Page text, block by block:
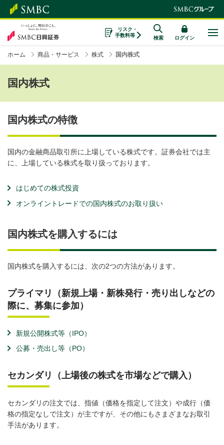
リスク・
手数料等
検索 ログイン
ホーム 商品・サービス 株式 国内株式
国内株式
国内株式の特徴
国内の金融商品取引所に上場している株式です。証券会社では主
に、上場している株式を取り扱っております。
はじめての株式投資
オンライントレードでの国内株式のお取り扱い
国内株式を購入するには
国内株式を購入するには、次の2つの方法があります。
プライマリ（新規上場・新株発行・売り出しなどの
際に、募集に参加）
新規公開株式等（IPO）
公募・売出し等（PO）
セカンダリ（上場後の株式を市場などで購入）
セカンダリの注文では、指値（価格を指定して注文）や成行（価
格の指定なしで注文）が主ですが、その他にもさまざまなお取引
手法があります。